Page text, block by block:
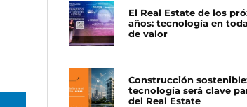
El Real Estate de los
años: tecnología en
de valor
Construcción
tecnología será clave
del Real Estate